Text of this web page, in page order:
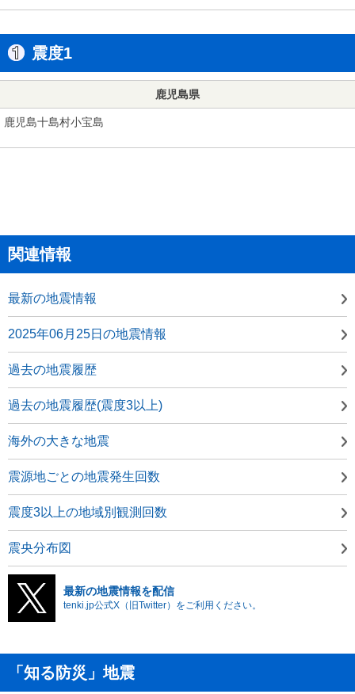
震度1
鹿児島県
鹿児島十島村小宝島
関連情報
最新の地震情報
2025年06月25日の地震情報
過去の地震履歴
過去の地震履歴(震度3以上)
海外の大きな地震
震源地ごとの地震発生回数
震度3以上の地域別観測回数
震央分布図
最新の地震情報を配信
tenki.jp公式X（旧Twitter）をご利用ください。
「知る防災」地震